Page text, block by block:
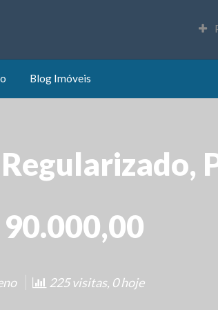
Blog Imóveis
90.000,00
225 visitas, 0 hoje